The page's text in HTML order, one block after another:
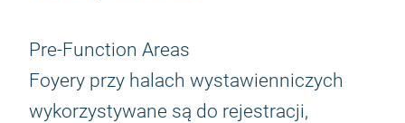
Pre-Function Areas
Foyery przy halach wystawienniczych
wykorzystywane są do rejestracji,